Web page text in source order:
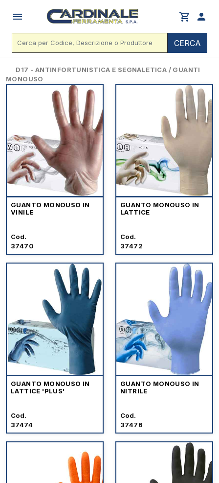
menu shopping_cart person
CERCA
D17 - ANTINFORTUNISTICA E SEGNALETICA / GUANTI
MONOUSO
GUANTO MONOUSO IN
VINILE
Cod.
37470
GUANTO MONOUSO IN
LATTICE
Cod.
37472
GUANTO MONOUSO IN
LATTICE 'PLUS'
Cod.
37474
GUANTO MONOUSO IN
NITRILE
Cod.
37476